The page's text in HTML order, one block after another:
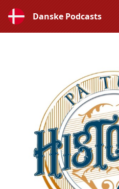
Danske Podcasts